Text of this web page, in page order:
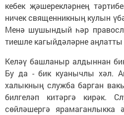
кебек җәшерекләрнең
ничек священникның кулын
Менә шушындый һәр
тиешле кагыйдәләрне
Келәү башланыр алдыннан
Бу да - бик куанычлы хәл.
халыкның служба барган
билгеләп китәргә кирәк.
сөйләшергә ярамаганлыкка